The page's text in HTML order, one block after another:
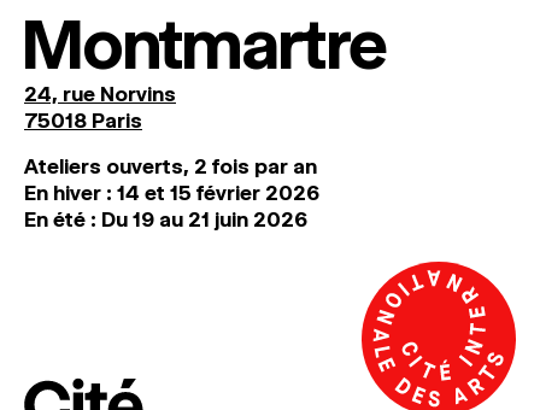
Montmartre
24, rue Norvins
75018 Paris
Ateliers ouverts, 2 fois par an
En hiver : 14 et 15 février 2026
En été : Du 19 au 21 juin 2026